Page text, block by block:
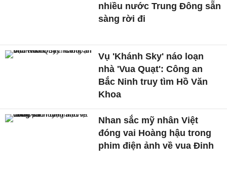
nhiều nước Trung Đông sẵn
sàng rời đi
Vụ 'Khánh Sky' náo loạn
nhà 'Vua Quạt': Công an
Bắc Ninh truy tìm Hồ Văn
Khoa
Nhan sắc mỹ nhân Việt
đóng vai Hoàng hậu trong
phim điện ảnh về vua Đinh